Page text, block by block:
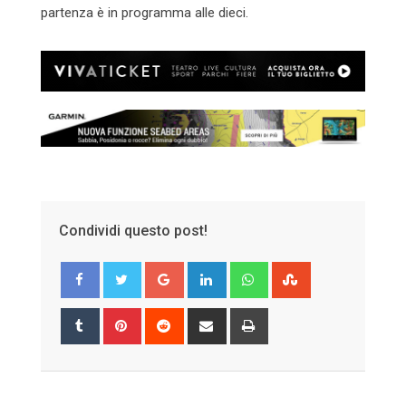
partenza è in programma alle dieci.
Condividi questo post!
Google+ LinkedIn Whatsapp
Tumblr Pinterest Reddit
Share